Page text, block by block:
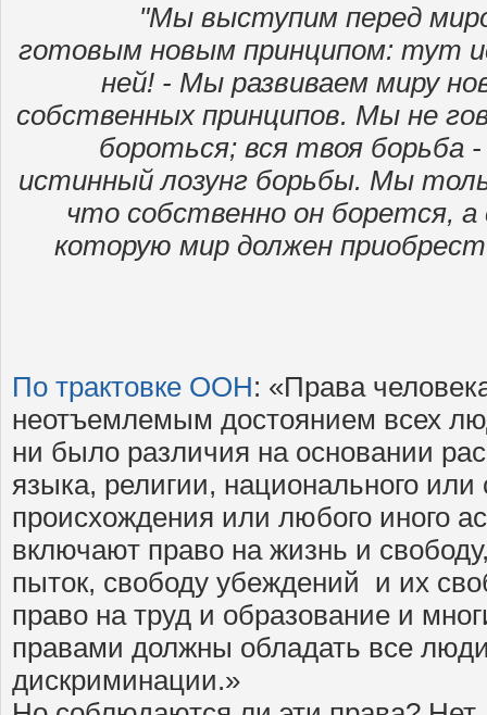
"Мы выступим перед
готовым новым принципом: тут
ней! - Мы развиваем миру
собственных принципов. Мы не
бороться; вся твоя борьба
истинный лозунг борьбы. Мы
что собственно он борется,
которую мир должен
По трактовке ООН: «Права
неотъемлемым достоянием всех
ни было различия на основании
языка, религии, национального или
происхождения или любого иного
включают право на жизнь и
пыток, свободу убеждений и их
право на труд и образование и
правами должны обладать все
дискриминации.»